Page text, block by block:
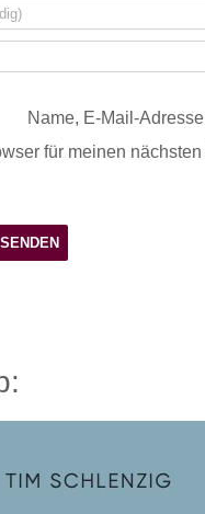
Name, E-Mail-
für meinen